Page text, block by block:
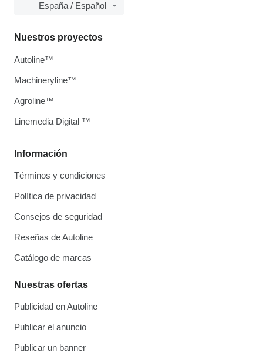
España / Español
Información
Términos y condiciones
Política de privacidad
Consejos de seguridad
Reseñas de Autoline
Catálogo de marcas
Nuestras ofertas
Publicidad en Autoline
Publicar el anuncio
Publicar un banner
Nuestros proyectos
Autoline™
Machineryline™
Agroline™
Linemedia Digital ™